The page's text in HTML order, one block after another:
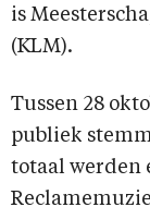
is
(KLM).
Tussen 28
publiek
totaal werden